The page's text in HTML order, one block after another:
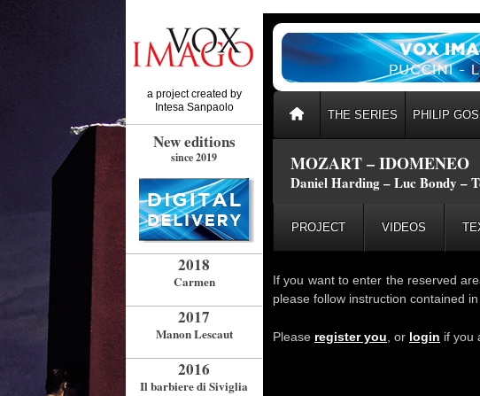
a project created by
Intesa Sanpaolo
New editions
since 2019
2018
Carmen
2017
Manon Lescaut
2016
Il barbiere di Siviglia
THE SERIES PHILIP
MOZART – IDOMENEO
Daniel Harding – Luc Bondy –
PROJECT VIDEOS
If you want to enter the reserved
please follow instruction contained in
Please register you , or login if you